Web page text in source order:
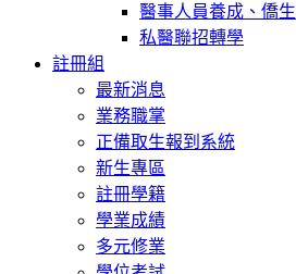
醫事人員養成、僑生
私醫聯招轉學
註冊組
最新消息
業務職掌
正備取生報到系統
新生專區
註冊學籍
學業成績
多元修業